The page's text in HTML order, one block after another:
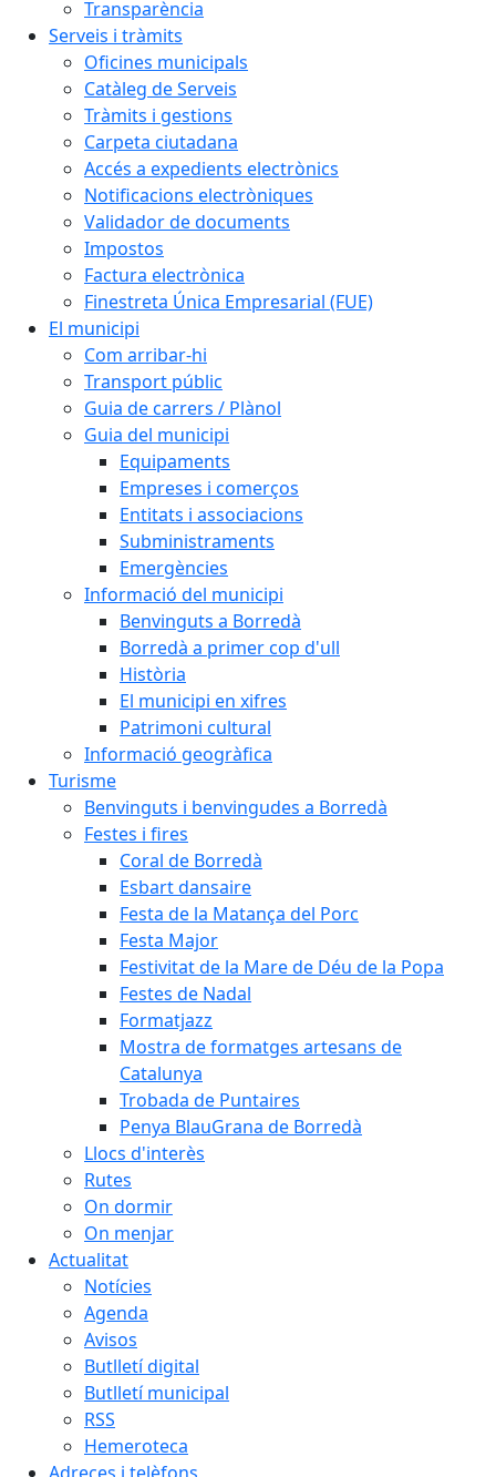
Transparència
Serveis i tràmits
Oficines municipals
Catàleg de Serveis
Tràmits i gestions
Carpeta ciutadana
Accés a expedients electrònics
Notificacions electròniques
Validador de documents
Impostos
Factura electrònica
Finestreta Única Empresarial (FUE)
El municipi
Com arribar-hi
Transport públic
Guia de carrers / Plànol
Guia del municipi
Equipaments
Empreses i comerços
Entitats i associacions
Subministraments
Emergències
Informació del municipi
Benvinguts a Borredà
Borredà a primer cop d'ull
Història
El municipi en xifres
Patrimoni cultural
Informació geogràfica
Turisme
Benvinguts i benvingudes a Borredà
Festes i fires
Coral de Borredà
Esbart dansaire
Festa de la Matança del Porc
Festa Major
Festivitat de la Mare de Déu de la Popa
Festes de Nadal
Formatjazz
Mostra de formatges artesans de
Catalunya
Trobada de Puntaires
Penya BlauGrana de Borredà
Llocs d'interès
Rutes
On dormir
On menjar
Actualitat
Notícies
Agenda
Avisos
Butlletí digital
Butlletí municipal
RSS
Hemeroteca